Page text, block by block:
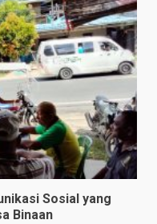
Sosial yang
Binaan